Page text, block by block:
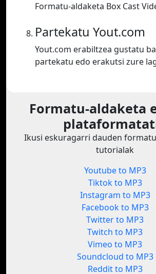
Formatu-aldaketa Box Cast
Partekatu Yout.com
Yout.com erabiltzea gustatu
partekatu edo erakutsi zure
Formatu-aldaketa
Ikusi eskuragarri dauden
tutorialak
Youtube to MP3
Tiktok to MP3
Instagram to MP3
Facebook to MP3
Twitter to MP3
Twitch to MP3
Vimeo to MP3
Soundcloud to MP3
Reddit to MP3